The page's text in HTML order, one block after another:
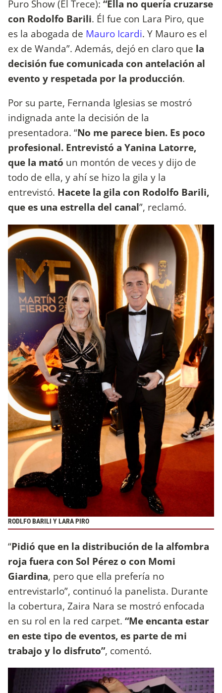
Puro Show (El Trece): “Ella no quería cruzarse
con Rodolfo Barili. Él fue con Lara Piro, que
es la abogada de Mauro Icardi. Y Mauro es el
ex de Wanda”. Además, dejó en claro que la
decisión fue comunicada con antelación al
evento y respetada por la producción.
Por su parte, Fernanda Iglesias se mostró
indignada ante la decisión de la
presentadora. “No me parece bien. Es poco
profesional. Entrevistó a Yanina Latorre,
que la mató un montón de veces y dijo de
todo de ella, y ahí se hizo la gila y la
entrevistó. Hacete la gila con Rodolfo Barili,
que es una estrella del canal”, reclamó.
RODLFO BARILI Y LARA PIRO
“Pidió que en la distribución de la alfombra
roja fuera con Sol Pérez o con Momi
Giardina, pero que ella prefería no
entrevistarlo”, continuó la panelista. Durante
la cobertura, Zaira Nara se mostró enfocada
en su rol en la red carpet. “Me encanta estar
en este tipo de eventos, es parte de mi
trabajo y lo disfruto”, comentó.